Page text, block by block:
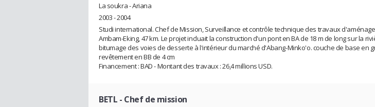
La soukra - Ariana
2003 - 2004
Studi international. Chef de Mission, Surveillance et contrôle technique des travaux
Ambam-Eking, 47 km. Le projet incluait la construction d'un pont en BA de 18 m de long sur la
bitumage des voies de desserte à l'intérieur du marché d'Abang-Minko'o. couche de base en
revêtement en BB de 4 cm
Financement : BAD - Montant des travaux : 26,4 millions USD.
BETL - Chef de mission